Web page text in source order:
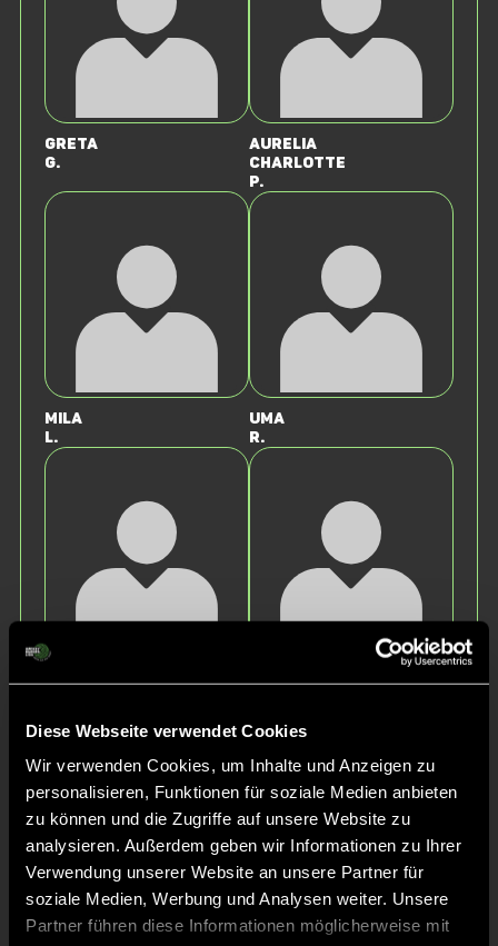
Diese Webseite verwendet Cookies
Wir verwenden Cookies, um Inhalte und Anzeigen zu
personalisieren, Funktionen für soziale Medien anbieten
zu können und die Zugriffe auf unsere Website zu
analysieren. Außerdem geben wir Informationen zu Ihrer
Verwendung unserer Website an unsere Partner für
soziale Medien, Werbung und Analysen weiter. Unsere
Partner führen diese Informationen möglicherweise mit
Greta
G.
Aurelia
Charlotte
P.
Mila
L.
Uma
R.
Maria
Louisa